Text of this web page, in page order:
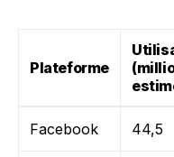
Plateforme
Facebook 44,5